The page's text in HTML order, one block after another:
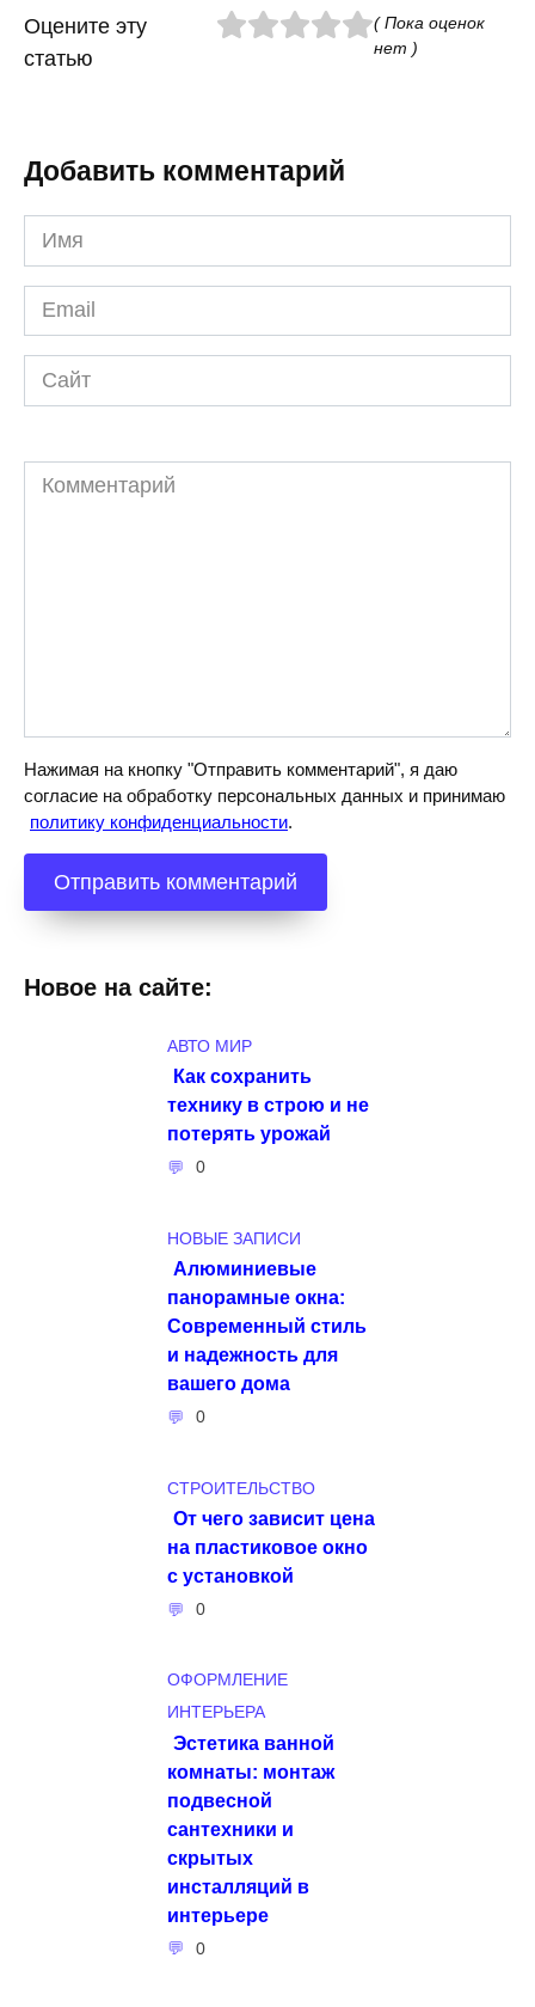
Оцените эту
статью
( Пока оценок
нет )
Добавить комментарий
Имя
*
Email
*
Сайт
Комментарий
Нажимая на кнопку "Отправить комментарий", я даю
согласие на обработку персональных данных и принимаю
политику конфиденциальности.
Новое на сайте:
АВТО МИР
Как сохранить
технику в строю и не
потерять урожай
0
НОВЫЕ ЗАПИСИ
Алюминиевые
панорамные окна:
Современный стиль
и надежность для
вашего дома
0
СТРОИТЕЛЬСТВО
От чего зависит цена
на пластиковое окно
с установкой
0
ОФОРМЛЕНИЕ
ИНТЕРЬЕРА
Эстетика ванной
комнаты: монтаж
подвесной
сантехники и
скрытых
инсталляций в
интерьере
0